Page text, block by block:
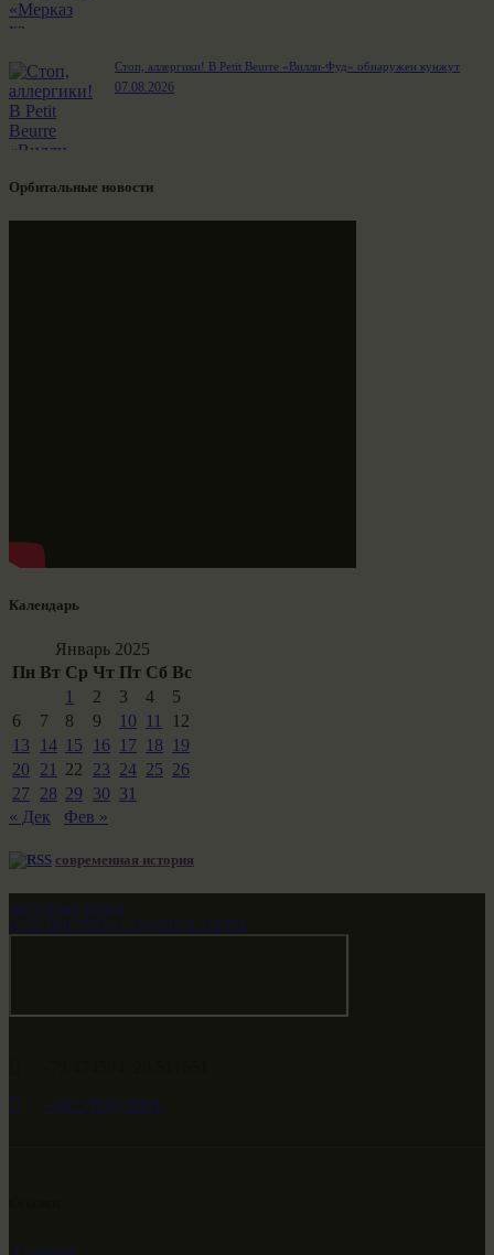
Стоп, аллергики! В Petit Beurre «Вилли-Фуд» обнаружен кунжут
07.08.2026
Орбитальные новости
Календарь
Январь 2025
Пн Вт Ср Чт Пт Сб Вс
1
2 3 4
5
6
7 8 9 10 11
12
13
14 15 16 17 18
19
20
21 22 23 24 25 26
27 28 29 30 31
« Дек
Фев »
современная история
Звездные врата
НАШ МИР ВЧЕРА СЕГОДНЯ И ЗАВТРА
+682 (000) 0001